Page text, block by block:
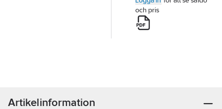
och pris
Artikelinformation